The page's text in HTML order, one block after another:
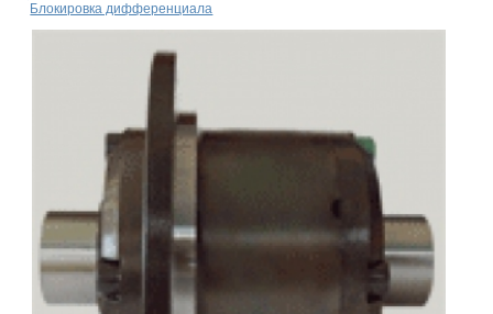
Блокировка дифференциала